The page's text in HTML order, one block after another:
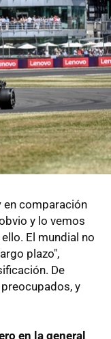
en comparación
y lo vemos
El mundial no
plazo",
De
y
en la general